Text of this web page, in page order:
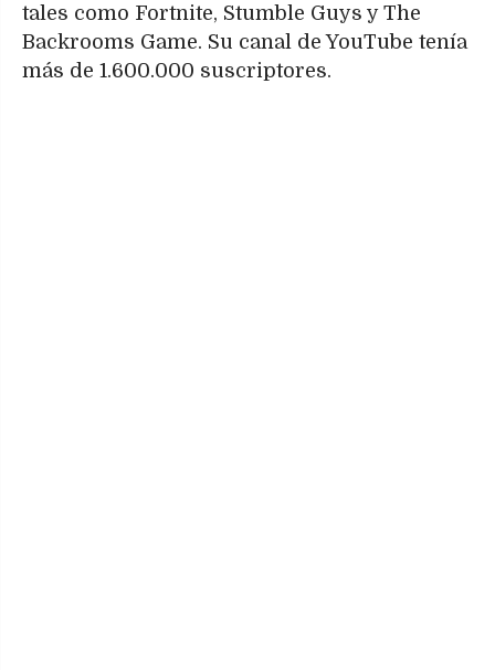
tales como Fortnite, Stumble Guys y The
Backrooms Game. Su canal de YouTube tenía
más de 1.600.000 suscriptores.